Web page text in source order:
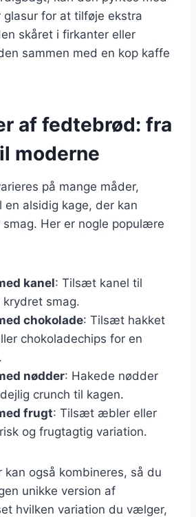
glasur for at tilføje ekstra
skåret i firkanter eller
sammen med en kop kaffe
af fedtebrød: fra
moderne
på mange måder,
en alsidig kage, der kan
Her er nogle populære
kanel: Tilsæt kanel til
smag.
chokolade: Tilsæt hakket
chokoladechips for en
nødder: Hakede nødder
crunch til kagen.
frugt: Tilsæt æbler eller
og frugtagtig variation.
kan også kombineres, så du
unikke version af
hvilken variation du vælger,